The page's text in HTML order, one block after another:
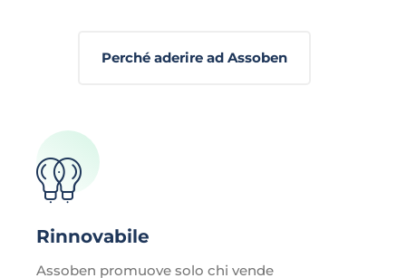
Perché aderire ad Assoben
Rinnovabile
Assoben promuove solo chi vende